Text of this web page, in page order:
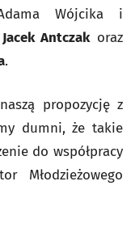
Wójcika i
Jacek Antczakoraz
.
propozycję z
dumni, że takie
do współpracy
Młodzieżowego